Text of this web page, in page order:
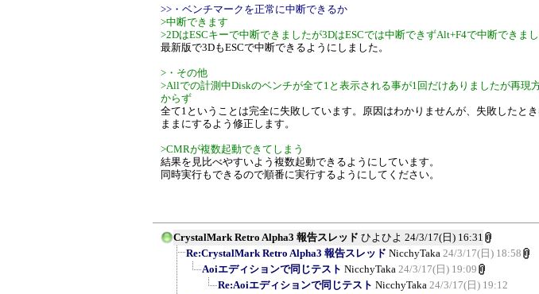
>>・ベンチマークを正常に中断できるか
>中断できます
>2DはESCキーで中断できましたが3DはESCでは中断できずAlt+F4で中断できま
最新版で3DもESCで中断できるようにしました。
>・その他
>Allでの計測中Diskのベンチが全て1と表示される事が1回だけありましたが再現
からず
全て1ということは完全に失敗しています。原因はわかりませんが、失敗したと
ままにするよう修正します。
>CMRが複数起動できてしまう
結果を見比べやすいよう複数起動できるようにしています。
同時実行もできるので順番に実行するようにしてください。
CrystalMark Retro Alpha3 報告スレッド ひよひよ 24/3/17(日) 16:31
Re:CrystalMark Retro Alpha3 報告スレッド NicchyTaka 24/3/17(日) 18:58
Aoiエディションで同じテスト NicchyTaka 24/3/17(日) 19:09
Re:Aoiエディションで同じテスト NicchyTaka 24/3/17(日) 19:12